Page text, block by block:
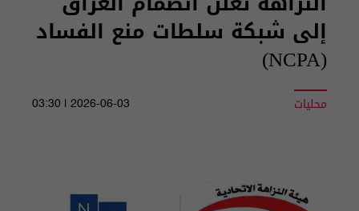
إلى شبكة سلطات منع الفساد
(NCPA)
محليات 2026-06-03 | 03:30